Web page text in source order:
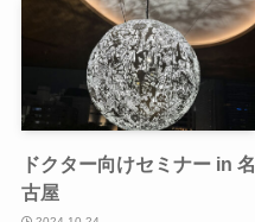
ドクター向けセミナー in 名
古屋